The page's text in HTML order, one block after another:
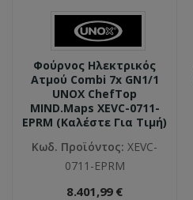
Φούρνος Ηλεκτρικός
Ατμού Combi 7x GN1/1
UNOX ChefTop
MIND.Maps XEVC-0711-
EPRM (καλέστε Για Τιμή)
Κωδ. Προϊόντος: XEVC-
0711-EPRM
8.401,99 €